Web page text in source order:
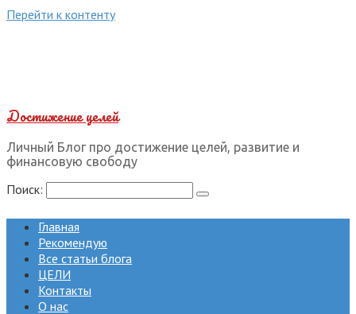
Перейти к контенту
Достижение целей
Личный Блог про достижение целей, развитие и
финансовую свободу
Поиск:
Главная
Рекомендую
Все статьи блога
ЦЕЛИ
Контакты
О нас